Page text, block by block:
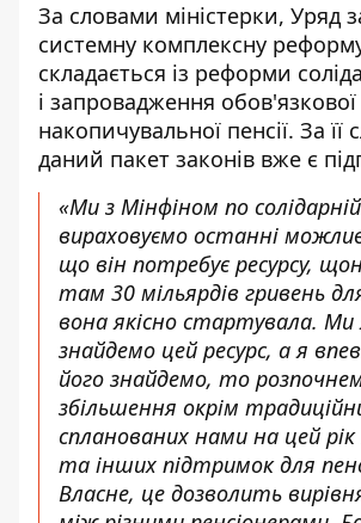
За словами міністерки, Уряд
системну комплексну
складається із реформи
і запровадження обов'язкової
накопичувальної пенсії. За її
даний пакет законів вже є
«Ми з Мінфіном по
вираховуємо останні
що він потребує ресурсу,
там 30 мільярдів гривень
вона якісно стартувала. Ми
знайдемо цей ресурс, а я
його знайдемо, то
збільшення окрім
спланованих нами на цей рік
та інших підтримок для
Власне, це дозволить